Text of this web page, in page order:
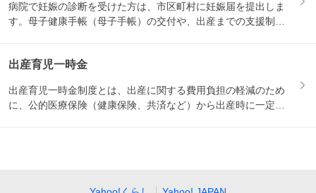
病院で妊娠の診断を受けた方は、市区町村に妊娠届を提出しま
す。母子健康手帳（母子手帳）の交付や、出産までの支援制度
出産育児一時金
出産育児一時金制度とは、出産に関する費用負担の軽減のため
に、公的医療保険（健康保険、共済など）から出産時に一定の